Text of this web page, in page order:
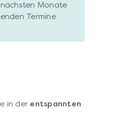
nächsten Monate
Termine
in der entspannten